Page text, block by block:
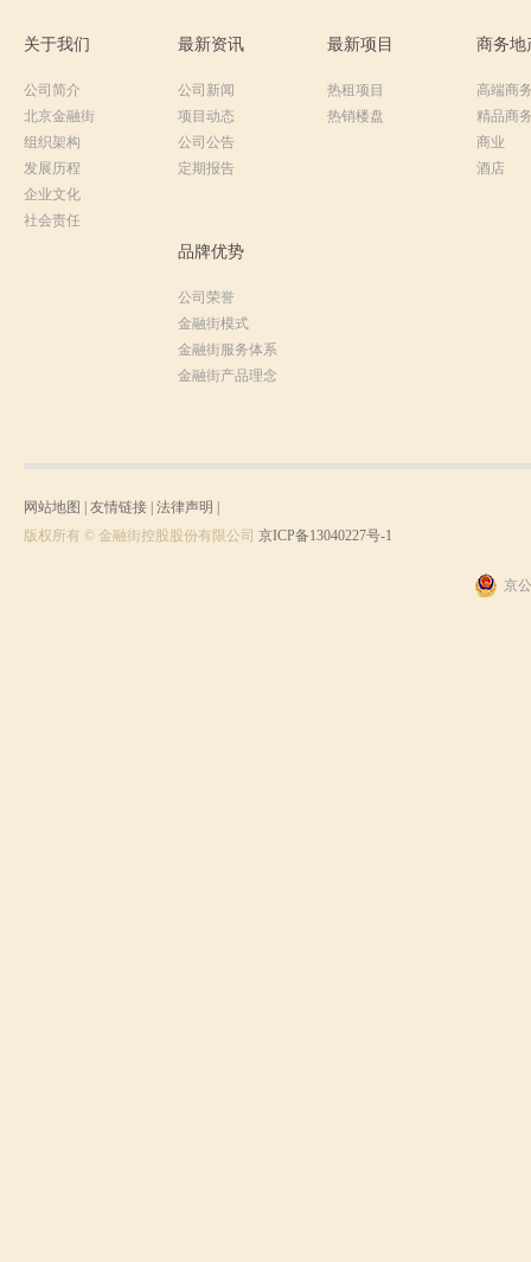
关于我们
公司简介
北京金融街
组织架构
发展历程
企业文化
社会责任
最新资讯
公司新闻
项目动态
公司公告
定期报告
最新项目
热租项目
热销楼盘
商务地
高端商
精品商
商业
酒店
品牌优势
公司荣誉
金融街模式
金融街服务体系
金融街产品理念
网站地图 友情链接 法律声明
版权所有 © 金融街控股股份有限公司 京ICP备13040227号-1
京